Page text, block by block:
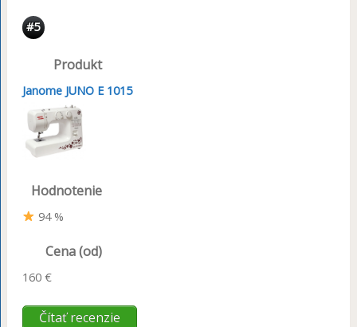
#5
Produkt
Janome JUNO E 1015
Hodnotenie
94 %
Cena (od)
160 €
Čítať recenzie